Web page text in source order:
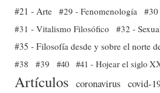
#21 - Arte #29 - Fenomenología
#30
#31 - Vitalismo Filosófico
#32 -
#35 - Filosofía desde y sobre el norte
#38
#39 #40 #41 - Hojear el siglo
Artículos coronavirus covid-